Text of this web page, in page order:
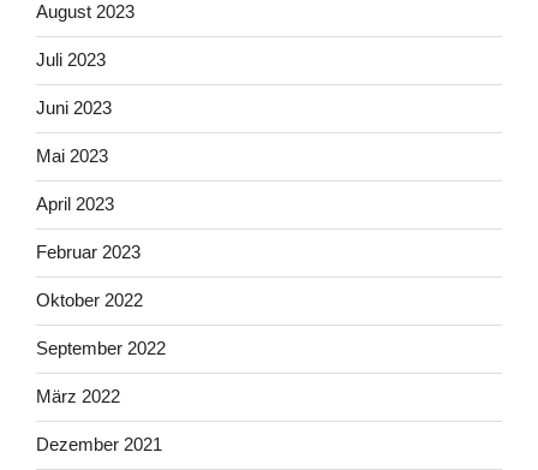
August 2023
Juli 2023
Juni 2023
Mai 2023
April 2023
Februar 2023
Oktober 2022
September 2022
März 2022
Dezember 2021